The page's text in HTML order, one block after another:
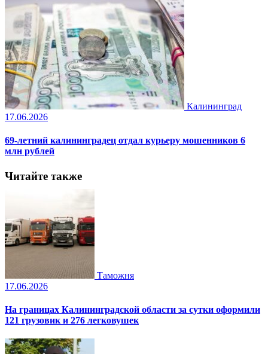
Калининград
17.06.2026
69-летний калининградец отдал курьеру мошенников 6
млн рублей
Читайте также
Таможня
17.06.2026
На границах Калининградской области за сутки оформили
121 грузовик и 276 легковушек